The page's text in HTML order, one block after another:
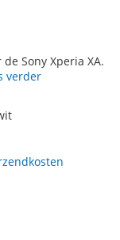
Sony Xperia XA.
verder